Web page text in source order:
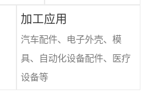
加工应用
汽车配件、电子外壳、模
具、自动化设备配件、医疗
设备等